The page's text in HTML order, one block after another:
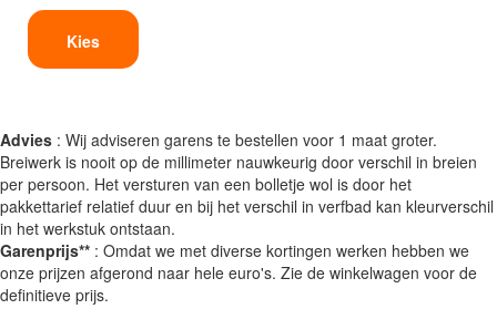
Kies
Advies : Wij adviseren garens te bestellen voor 1 maat groter.
Breiwerk is nooit op de millimeter nauwkeurig door verschil in breien
per persoon. Het versturen van een bolletje wol is door het
pakkettarief relatief duur en bij het verschil in verfbad kan kleurverschil
in het werkstuk ontstaan.
Garenprijs** : Omdat we met diverse kortingen werken hebben we
onze prijzen afgerond naar hele euro's. Zie de winkelwagen voor de
definitieve prijs.